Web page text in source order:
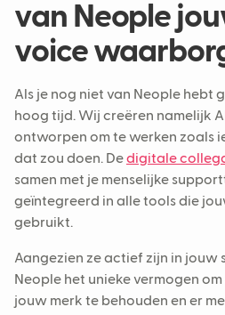
van Neople
voice
Als je nog niet van Neople hebt
hoog tijd. Wij creëren namelijk
ontworpen om te werken zoals
dat zou doen. Dedigitale
samen met je menselijke
geïntegreerd in alle tools die
gebruikt.
Aangezien ze actief zijn in jouw
Neople het unieke vermogen
jouw merk te behouden en er